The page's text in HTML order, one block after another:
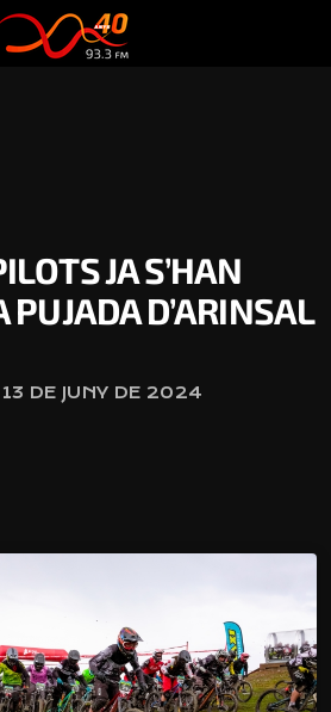
JA S’HAN
PUJADA D’ARINSAL
DE JUNY DE 2024